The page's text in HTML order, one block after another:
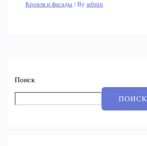
Кровля и фасады / Byadmin
Поиск
ПОИСК